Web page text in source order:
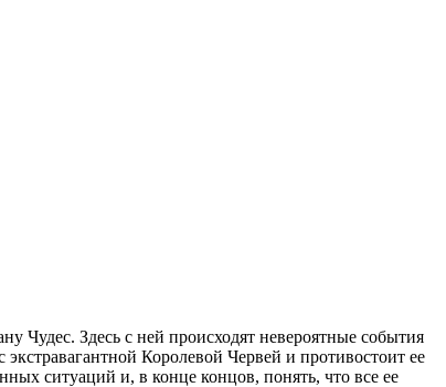
Чудес. Здесь с ней происходят невероятные события
Королевой Червей и противостоит ее
ситуаций и, в конце концов, понять, что все ее